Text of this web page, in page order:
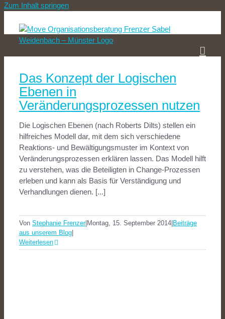
Zum Inhalt springen
Das Konzept der Logischen
Ebenen in
Veränderungsprozessen nutzen
Die Logischen Ebenen (nach Roberts Dilts) stellen ein
hilfreiches Modell dar, mit dem sich verschiedene
Reaktions- und Bewältigungsmuster im Kontext von
Veränderungsprozessen erklären lassen. Das Modell hilft
zu verstehen, was die Beteiligten in Change-Prozessen
erleben und kann als Basis für Verständigung und
Verhandlungen dienen. [...]
Von Stephanie Frenzer| Montag, 15. September 2014 Beiträge
aus unserem Blog
Weiterlesen